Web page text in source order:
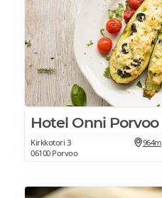
Hotel Onni Porvoo
Kirkkotori 3
06100 Porvoo
964m